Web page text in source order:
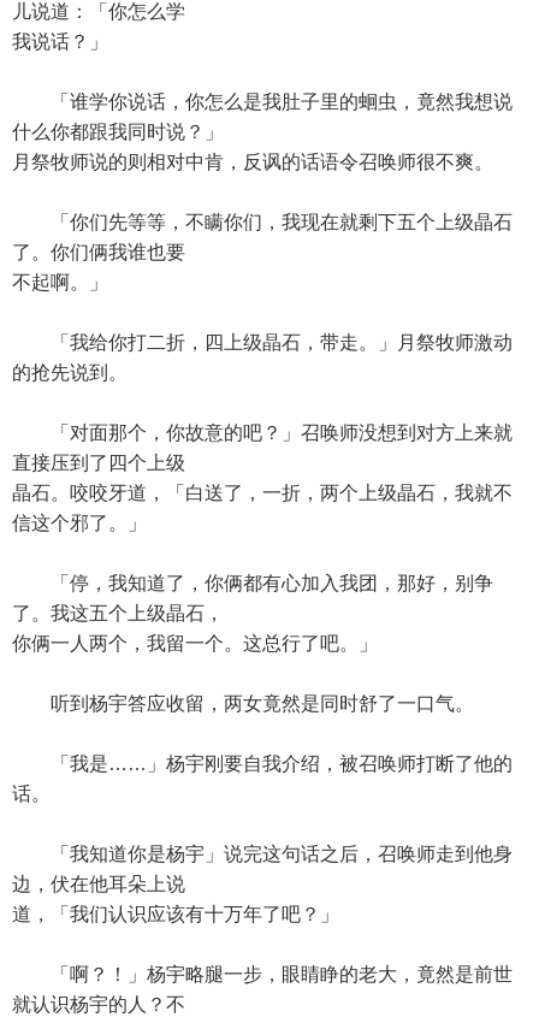
儿说道：「你怎么学
我说话？」
「谁学你说话，你怎么是我肚子里的蛔虫，竟然我想说
什么你都跟我同时说？」
月祭牧师说的则相对中肯，反讽的话语令召唤师很不爽。
「你们先等等，不瞒你们，我现在就剩下五个上级晶石
了。你们俩我谁也要
不起啊。」
「我给你打二折，四上级晶石，带走。」月祭牧师激动
的抢先说到。
「对面那个，你故意的吧？」召唤师没想到对方上来就
直接压到了四个上级
晶石。咬咬牙道，「白送了，一折，两个上级晶石，我就不
信这个邪了。」
「停，我知道了，你俩都有心加入我团，那好，别争
了。我这五个上级晶石，
你俩一人两个，我留一个。这总行了吧。」
听到杨宇答应收留，两女竟然是同时舒了一口气。
「我是……」杨宇刚要自我介绍，被召唤师打断了他的
话。
「我知道你是杨宇」说完这句话之后，召唤师走到他身
边，伏在他耳朵上说
道，「我们认识应该有十万年了吧？」
「啊？！」杨宇略腿一步，眼睛睁的老大，竟然是前世
就认识杨宇的人？不